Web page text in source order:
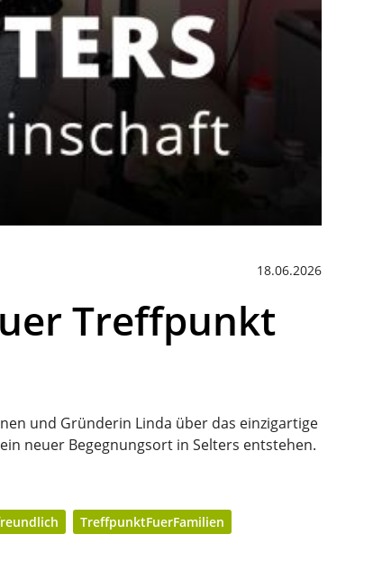
18.06.2026
Treffpunkt
und Gründerin Linda über das einzigartige
neuer Begegnungsort in Selters entstehen.
TreffpunktFuerFamilien